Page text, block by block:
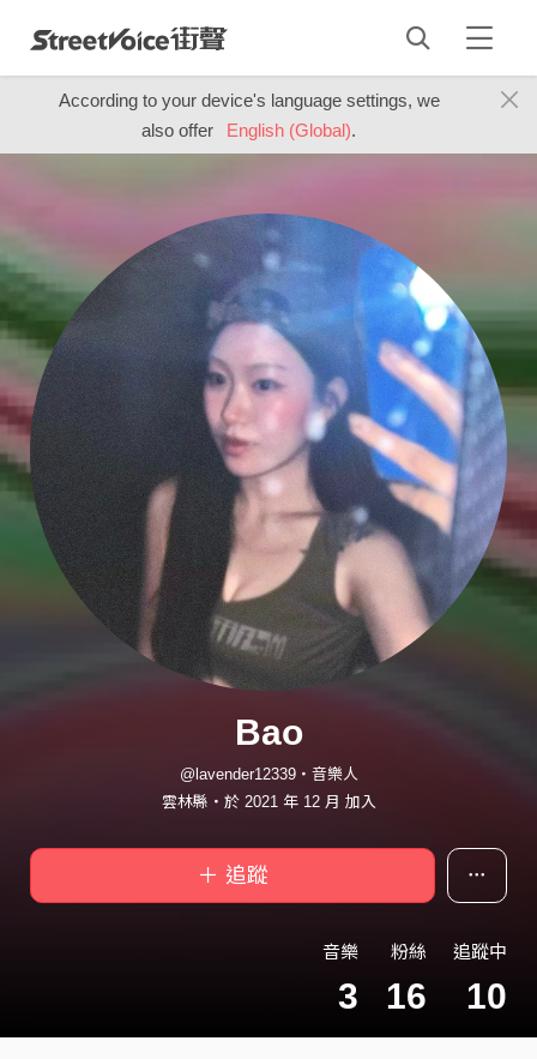
According to your device's language settings, we
also offer
English (Global).
Bao
@lavender12339・音樂人
雲林縣・於 2021 年 12 月 加入
＋ 追蹤
音樂
3
粉絲
16
追蹤中
10